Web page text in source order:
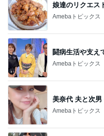
娘達のリクエス
Amebaトピックス
闘病生活や支え
Amebaトピックス
美奈代 夫と次
Amebaトピックス